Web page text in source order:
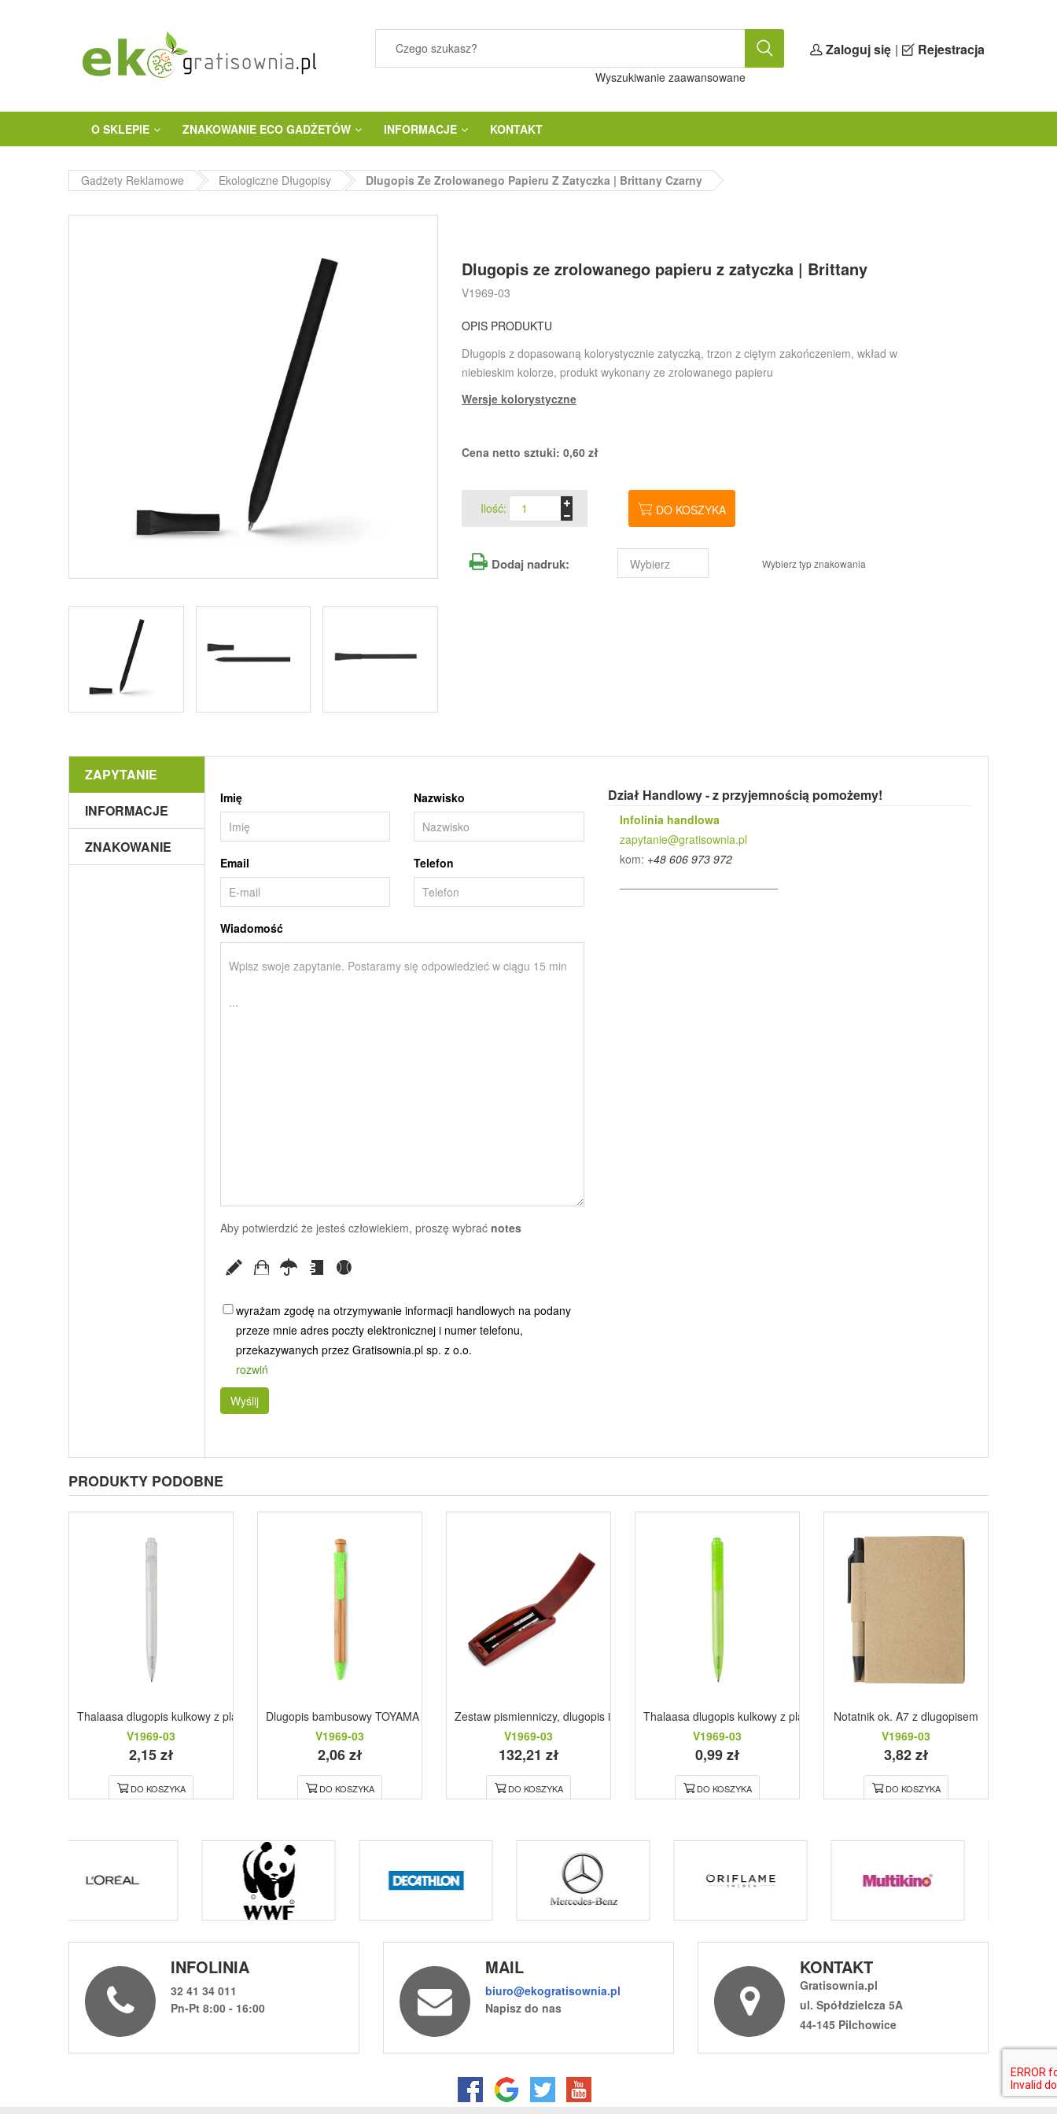
Wyszukiwanie zaawansowane
Zaloguj się | Rejestracja
O SKLEPIE ZNAKOWANIE ECO GADŻETÓW INFORMACJE KONTAKT
Gadżety Reklamowe Ekologiczne Długopisy Dlugopis Ze Zrolowanego Papieru Z Zatyczka | Brittany Czarny
Dlugopis ze zrolowanego papieru z zatyczka | Brittany
V1969-03
OPIS PRODUKTU
Długopis z dopasowaną kolorystycznie zatyczką, trzon z ciętym zakończeniem, wkład w
niebieskim kolorze, produkt wykonany ze zrolowanego papieru
Wersje kolorystyczne
Cena netto sztuki: 0,60 zł
Ilość: DO KOSZYKA
Dodaj nadruk: Wybierz typ znakowania
ZAPYTANIE
INFORMACJE
ZNAKOWANIE
Imię Nazwisko
Email Telefon
Wiadomość
Aby potwierdzić że jesteś człowiekiem, proszę wybrać notes
wyrażam zgodę na otrzymywanie informacji handlowych na podany
przeze mnie adres poczty elektronicznej i numer telefonu,
przekazywanych przez Gratisownia.pl sp. z o.o.
rozwiń
Wyślij
Dział Handlowy - z przyjemnością pomożemy!
Infolinia handlowa
zapytanie@gratisownia.pl
kom: +48 606 973 972
PRODUKTY PODOBNE
Thalaasa dlugopis kulkowy z plastiku pochodzacego z oceanow biały
V1969-03
2,15 zł
DO KOSZYKA
Dlugopis bambusowy TOYAMA zielony
V1969-03
2,06 zł
DO KOSZYKA
Zestaw pismienniczy, dlugopis i pioro kulkowe
V1969-03
132,21 zł
DO KOSZYKA
Thalaasa dlugopis kulkowy z plastiku pochodzacego z oceanow zielony
V1969-03
0,99 zł
DO KOSZYKA
Notatnik ok. A7 z dlugopisem
V1969-03
3,82 zł
DO KOSZYKA
INFOLINIA
32 41 34 011
Pn-Pt 8:00 - 16:00
MAIL
biuro@ekogratisownia.pl
Napisz do nas
KONTAKT
Gratisownia.pl
ul. Spółdzielcza 5A
44-145 Pilchowice